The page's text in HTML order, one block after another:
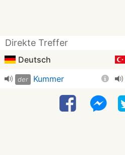
Direkte Treffer
Deutsch
der Kummer